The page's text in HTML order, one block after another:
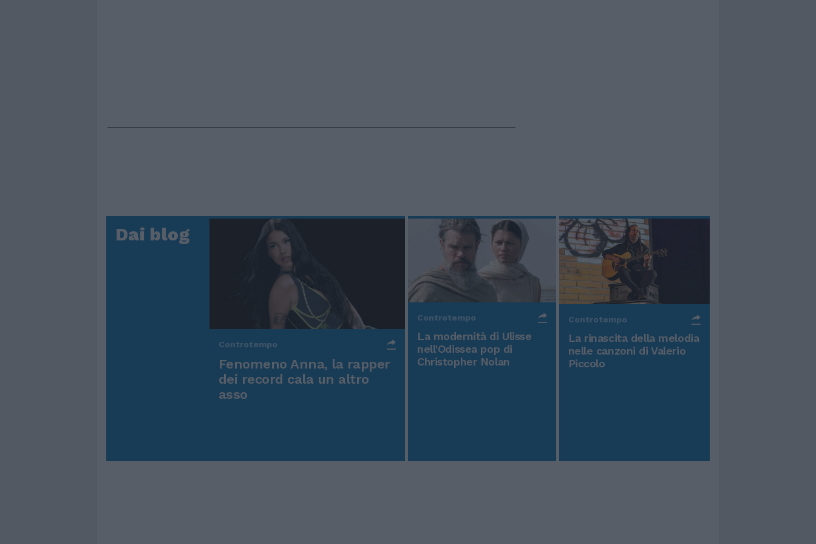
Dai blog
Controtempo
Fenomeno Anna, la rapper
dei record cala un altro
asso
Controtempo
La modernità di Ulisse
nell'Odissea pop di
Christopher Nolan
Controtempo
La rinascita della melodia
nelle canzoni di Valerio
Piccolo